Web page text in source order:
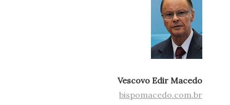
Vescovo Edir Macedo
bispomacedo.com.br